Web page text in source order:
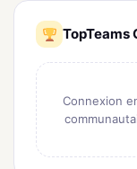
TopTeams
Connexion